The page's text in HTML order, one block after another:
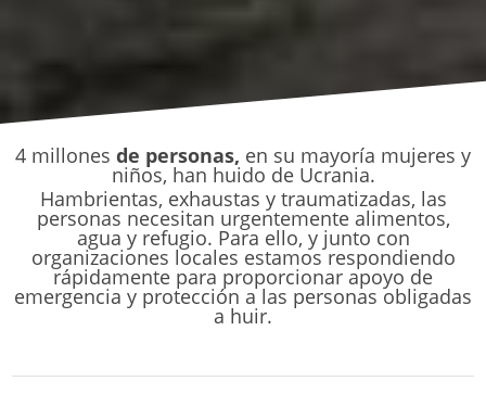
4 millones de personas, en su mayoría mujeres y
niños, han huido de Ucrania.
Hambrientas, exhaustas y traumatizadas, las
personas necesitan urgentemente alimentos,
agua y refugio. Para ello, y junto con
organizaciones locales estamos respondiendo
rápidamente para proporcionar apoyo de
emergencia y protección a las personas obligadas
a huir.